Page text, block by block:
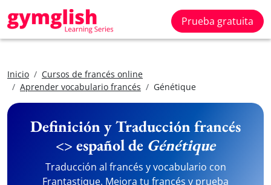
Prueba gratuita
Inicio
Cursos de francés online
Aprender vocabulario francés
Génétique
Definición y Traducción francés
<> español de Génétique
Traducción al francés y vocabulario con
Frantastique. Mejora tu francés y prueba